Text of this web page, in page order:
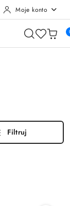
Moje konto
Filtruj